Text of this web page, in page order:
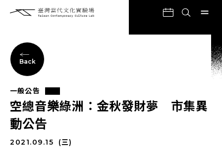
Back
一般公告
空總音樂綠洲：金秋發財夢 市集異
動公告
2021.09.15 (三)